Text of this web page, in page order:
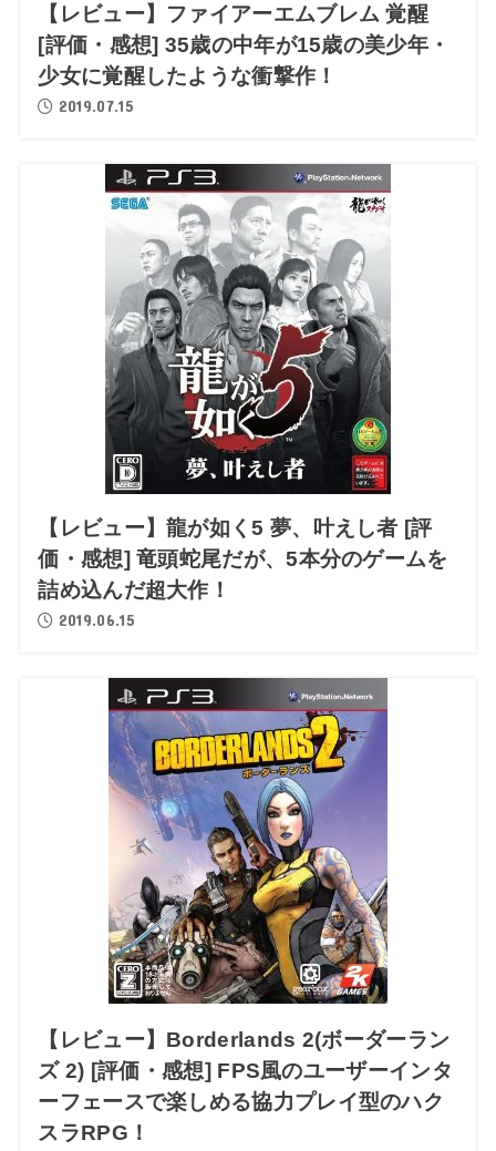
【レビュー】ファイアーエムブレム 覚醒
[評価・感想] 35歳の中年が15歳の美少年・
少女に覚醒したような衝撃作！
2019.07.15
【レビュー】龍が如く5 夢、叶えし者 [評
価・感想] 竜頭蛇尾だが、5本分のゲームを
詰め込んだ超大作！
2019.06.15
【レビュー】Borderlands 2(ボーダーラン
ズ 2) [評価・感想] FPS風のユーザーインタ
ーフェースで楽しめる協力プレイ型のハク
スラRPG！